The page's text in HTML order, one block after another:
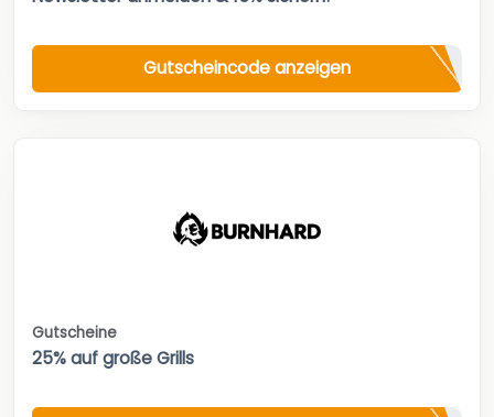
Gutscheincode anzeigen
Gutscheine
25% auf große Grills